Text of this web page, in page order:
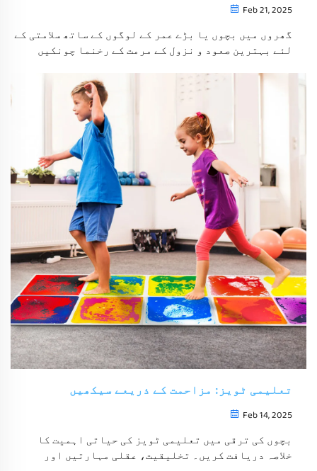
Feb 21, 2025
گھروں میں بچوں یا بڑے عمر کے لوگوں کے ساتھ سلامتی کے
لئے بہترین صعود و نزول کے مرمت کے رخنما چونکیں
porcelain، اور natural stone جیسے انواع کے بارے میں
قابل الثقة ٹائیل اختیارات کس طرح سلامتی اور
شانداری کو بہتر بناتے ہیں، جس سے غلط فٹکریوں سے
بچنا ممکن ہوتا ہے اور منظری قدرت کو بڑھاتا ہے۔
تعلیمی ٹویز: مزاحمت کے ذریعے سیکھیں
Feb 14, 2025
بچوں کی ترقی میں تعلیمی ٹویز کی حیاتی اہمیت کا
خلاصہ دریافت کریں۔ تخلیقیت، عقلی مہارتیں اور